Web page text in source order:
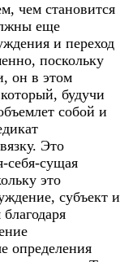
чем становится
еще
и переход
поскольку
он в этом
будучи
собой и
Это
себя-сущая
это
субъект и
определения